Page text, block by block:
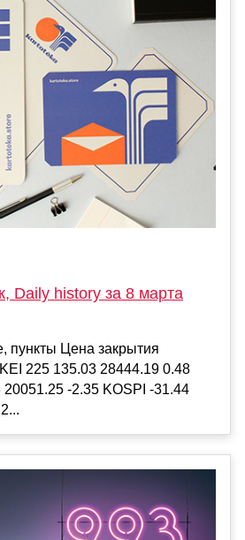
Daily history за 8 марта
пункты Цена закрытия
225 135.03 28444.19 0.48
-2.35 KOSPI -31.44